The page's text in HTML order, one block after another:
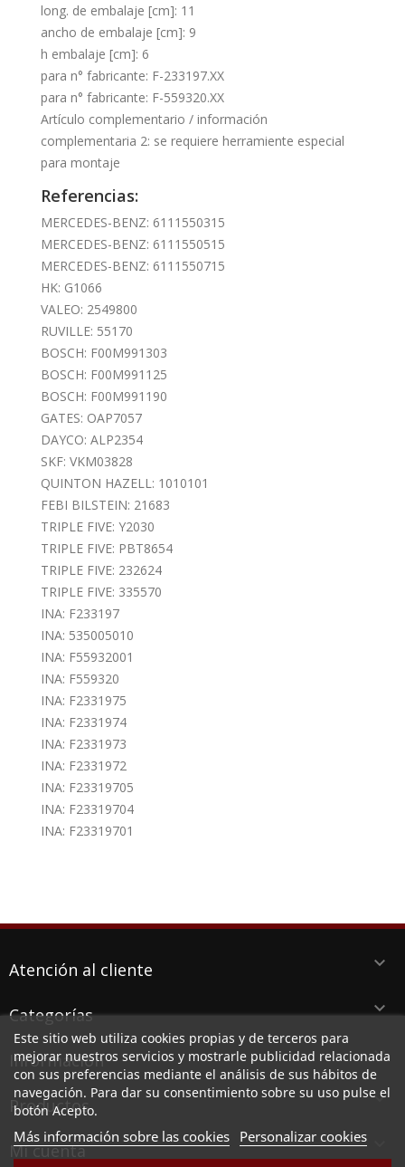
long. de embalaje [cm]: 11
ancho de embalaje [cm]: 9
h embalaje [cm]: 6
para n° fabricante: F-233197.XX
para n° fabricante: F-559320.XX
Artículo complementario / información
complementaria 2: se requiere herramiente especial
para montaje
Referencias:
MERCEDES-BENZ: 6111550315
MERCEDES-BENZ: 6111550515
MERCEDES-BENZ: 6111550715
HK: G1066
VALEO: 2549800
RUVILLE: 55170
BOSCH: F00M991303
BOSCH: F00M991125
BOSCH: F00M991190
GATES: OAP7057
DAYCO: ALP2354
SKF: VKM03828
QUINTON HAZELL: 1010101
FEBI BILSTEIN: 21683
TRIPLE FIVE: Y2030
TRIPLE FIVE: PBT8654
TRIPLE FIVE: 232624
TRIPLE FIVE: 335570
INA: F233197
INA: 535005010
INA: F55932001
INA: F559320
INA: F2331975
INA: F2331974
INA: F2331973
INA: F2331972
INA: F23319705
INA: F23319704
INA: F23319701
Atención al cliente keyboard_arrow_down
Categorías keyboard_arrow_down
Información keyboard_arrow_down
Productos keyboard_arrow_down
Mi cuenta
Este sitio web utiliza cookies propias y de terceros para
mejorar nuestros servicios y mostrarle publicidad relacionada
con sus preferencias mediante el análisis de sus hábitos de
navegación. Para dar su consentimiento sobre su uso pulse el
botón Acepto.
Más información sobre las cookies Personalizar cookies